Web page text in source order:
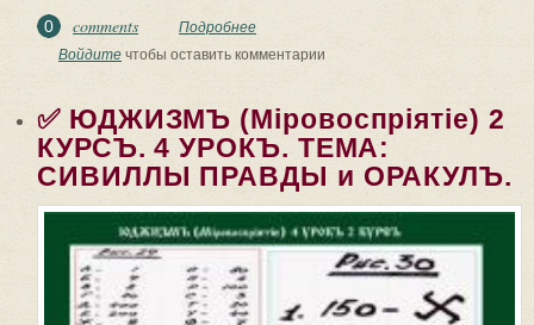
0 comments Подробнее
КУРСЪ. 5 УРОКЪ. Тема: ДВА
Войдитечтобы оставить комментарии
✅ ЮДЖИЗМЪ (Мiровоспрiятiе) 2
КУРСЪ. 4 УРОКЪ. ТЕМА:
СИВИЛЛЫ ПРАВДЫ и ОРАКУЛЪ.